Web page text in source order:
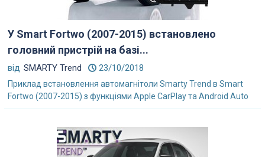
У Smart Fortwo (2007-2015) встановлено
головний пристрій на базі...
від SMARTY Trend 23/10/2018
Приклад встановлення автомагнітоли Smarty Trend в Smart
Fortwo (2007-2015) з функціями Apple CarPlay та Android Auto